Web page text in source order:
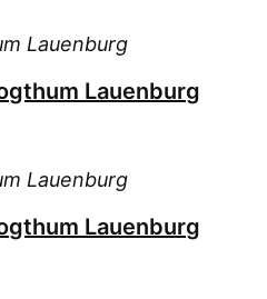
Lauenburg
Lauenburg
Lauenburg
Lauenburg